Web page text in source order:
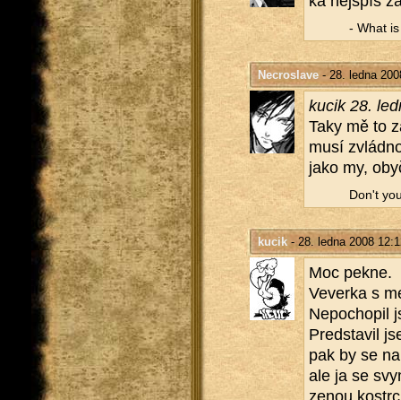
- What
Necroslave- 28. ledna
kucik 28.
Taky mě to
musí
jako my,
Don't
kucik- 28. ledna 2008
Moc pekne.
Ve­ver­ka s
Ne­po­cho­pil
Pred­sta­vil
pak by se
ale ja se